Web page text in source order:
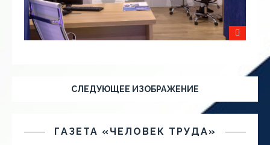
СЛЕДУЮЩЕЕ ИЗОБРАЖЕНИЕ
ГАЗЕТА «ЧЕЛОВЕК ТРУДА»